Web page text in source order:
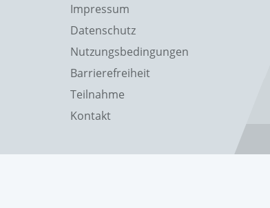
Impressum
Datenschutz
Nutzungsbedingungen
Barrierefreiheit
Teilnahme
Kontakt